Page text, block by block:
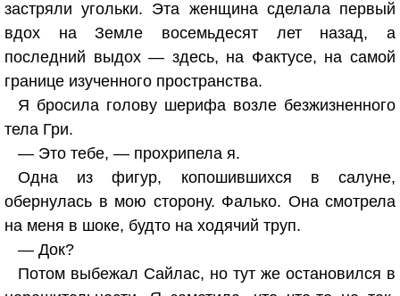
застряли угольки. Эта женщина сделала первый
вдох на Земле восемьдесят лет назад, а
последний выдох — здесь, на Фактусе, на самой
границе изученного пространства.
Я бросила голову шерифа возле безжизненного
тела Гри.
— Это тебе, — прохрипела я.
Одна из фигур, копошившихся в салуне,
обернулась в мою сторону. Фалько. Она смотрела
на меня в шоке, будто на ходячий труп.
— Док?
Потом выбежал Сайлас, но тут же остановился в